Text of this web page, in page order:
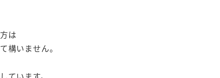
は
構いません。